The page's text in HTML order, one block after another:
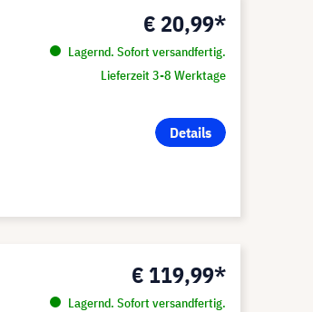
€ 20,99*
Lagernd. Sofort versandfertig.
Lieferzeit 3-8 Werktage
Details
€ 119,99*
Lagernd. Sofort versandfertig.